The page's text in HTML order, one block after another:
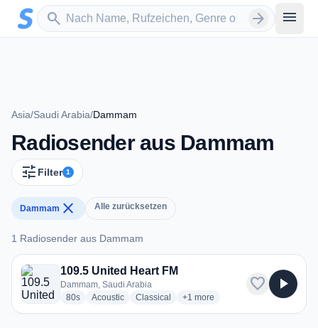
Zum Hauptinhalt springen
search
Sender suchen arrow_forward menu
Asia/Saudi Arabia/Dammam
Radiosender aus Dammam
tune Filter 1
Dammam close Alle zurücksetzen
1 Radiosender aus Dammam
1 Radiosender aus Dammam
109.5 United Heart FM
Dammam, Saudi Arabia
80sradio stations
Acousticradio stations
Classical radio stations
+1 more genres for 109.5 United
more
favorite play_arrow